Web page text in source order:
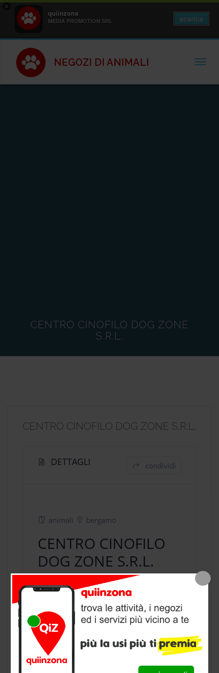
×
quiinzona
MEDIA PROMOTION SRL scarica
NEGOZI DI ANIMALI
CENTRO CINOFILO DOG ZONE
S.R.L.
CENTRO CINOFILO DOG ZONE S.R.L.
DETTAGLI condividi
animali bergamo
CENTRO CINOFILO
DOG ZONE S.R.L.
negozio animalia Bergamo,
provincia di Bergamo